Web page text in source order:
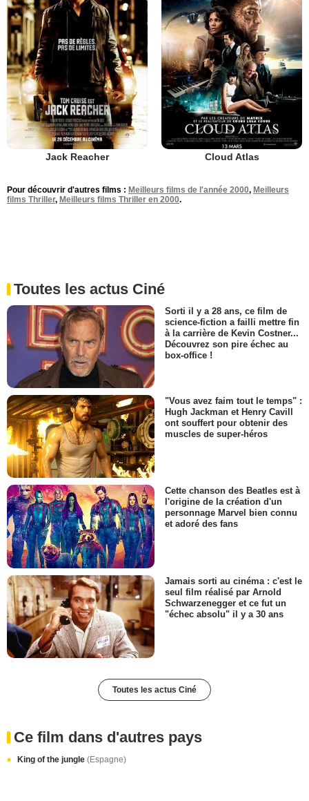
Jack Reacher Cloud Atlas
Pour découvrir d'autres films : Meilleurs films de l'année 2000, Meilleurs
films Thriller, Meilleurs films Thriller en 2000.
Toutes les actus Ciné
Sorti il y a 28 ans, ce film de
science-fiction a failli mettre fin
à la carrière de Kevin Costner...
Découvrez son pire échec au
box-office !
"Vous avez faim tout le temps" :
Hugh Jackman et Henry Cavill
ont souffert pour obtenir des
muscles de super-héros
Cette chanson des Beatles est à
l'origine de la création d'un
personnage Marvel bien connu
et adoré des fans
Jamais sorti au cinéma : c'est le
seul film réalisé par Arnold
Schwarzenegger et ce fut un
"échec absolu" il y a 30 ans
Toutes les actus Ciné
Ce film dans d'autres pays
King of the jungle (Espagne)